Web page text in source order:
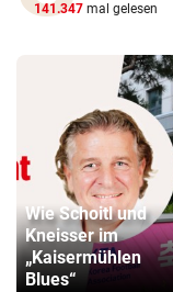
141.347 mal gelesen
Wie Schoitl und
Kneisser im
„Kaisermühlen
Blues“